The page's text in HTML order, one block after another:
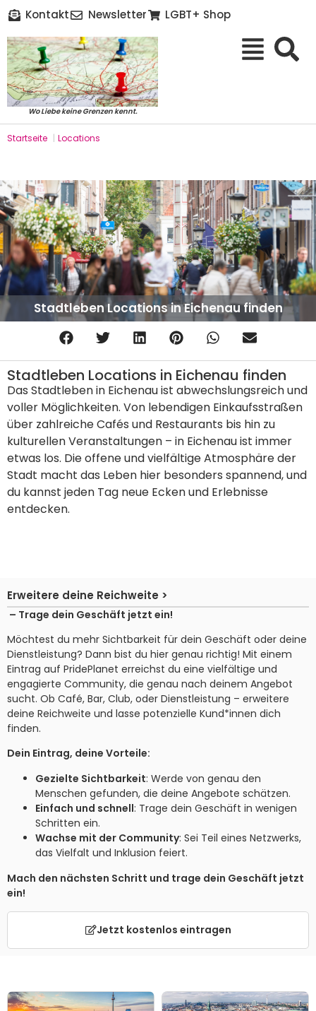
Kontakt Newsletter LGBT+ Shop
Wo Liebe keine Grenzen kennt.
Startseite | Locations
Stadtleben Locations in Eichenau finden
Stadtleben Locations in Eichenau finden
Das Stadtleben in Eichenau ist abwechslungsreich und
voller Möglichkeiten. Von lebendigen Einkaufsstraßen
über zahlreiche Cafés und Restaurants bis hin zu
kulturellen Veranstaltungen – in Eichenau ist immer
etwas los. Die offene und vielfältige Atmosphäre der
Stadt macht das Leben hier besonders spannend, und
du kannst jeden Tag neue Ecken und Erlebnisse
entdecken.
Erweitere deine Reichweite >
– Trage dein Geschäft jetzt ein!
Möchtest du mehr Sichtbarkeit für dein Geschäft oder deine
Dienstleistung? Dann bist du hier genau richtig! Mit einem
Eintrag auf PridePlanet erreichst du eine vielfältige und
engagierte Community, die genau nach deinem Angebot
sucht. Ob Café, Bar, Club, oder Dienstleistung – erweitere
deine Reichweite und lasse potenzielle Kund*innen dich
finden.
Dein Eintrag, deine Vorteile:
Gezielte Sichtbarkeit: Werde von genau den
Menschen gefunden, die deine Angebote schätzen.
Einfach und schnell: Trage dein Geschäft in wenigen
Schritten ein.
Wachse mit der Community: Sei Teil eines Netzwerks,
das Vielfalt und Inklusion feiert.
Mach den nächsten Schritt und trage dein Geschäft jetzt
ein!
Jetzt kostenlos eintragen